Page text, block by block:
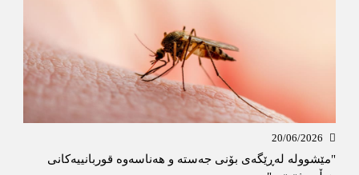
20/06/2026
"مێشوولە لەڕێگەی بۆنی جەستە و هەناسەوە قوربانییەكانی